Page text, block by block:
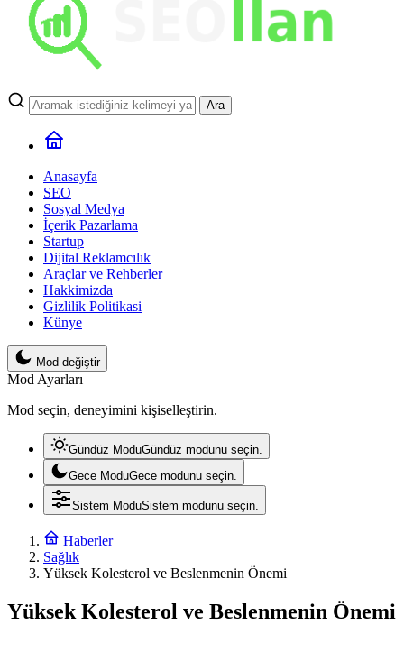
Ara
Anasayfa
SEO
Sosyal Medya
İçerik Pazarlama
Startup
Dijital Reklamcılık
Araçlar ve Rehberler
Hakkimizda
Gizlilik Politikasi
Künye
Mod değiştir
Mod Ayarları
Mod seçin, deneyimini kişiselleştirin.
Gündüz ModuGündüz modunu seçin.
Gece ModuGece modunu seçin.
Sistem ModuSistem modunu seçin.
Haberler
Sağlık
Yüksek Kolesterol ve Beslenmenin Önemi
Yüksek Kolesterol ve Beslenmenin Önemi